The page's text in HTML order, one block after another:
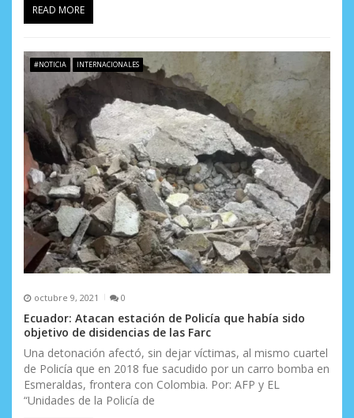
READ MORE
#NOTICIA INTERNACIONALES
octubre 9, 2021 0
Ecuador: Atacan estación de Policía que había sido
objetivo de disidencias de las Farc
Una detonación afectó, sin dejar víctimas, al mismo cuartel
de Policía que en 2018 fue sacudido por un carro bomba en
Esmeraldas, frontera con Colombia. Por: AFP y EL
“Unidades de la Policía de